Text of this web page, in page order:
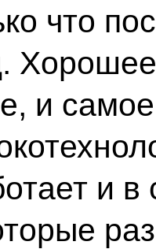
что
и
и в